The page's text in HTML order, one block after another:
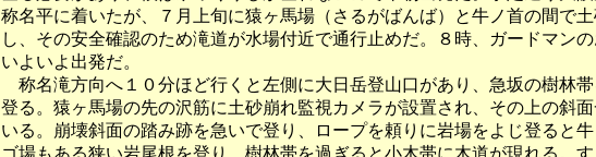
称名平に着いたが、７月上旬に猿ヶ馬場（さるがばんば）と牛ノ首の間で
し、その安全確認のため滝道が水場付近で通行止めだ。８時、ガードマン
いよいよ出発だ。
称名滝方向へ１０分ほど行くと左側に大日岳登山口があり、急坂の樹林
登る。猿ヶ馬場の先の沢筋に土砂崩れ監視カメラが設置され、その上の斜
いる。崩壊斜面の踏み跡を急いで登り、ロープを頼りに岩場をよじ登ると
ゴ場もある狭い岩尾根を登り、樹林帯を過ぎると小木帯に木道が現れる。